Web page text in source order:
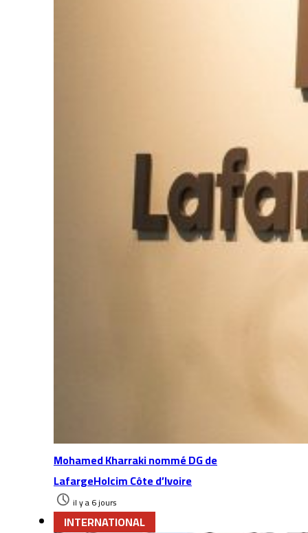
Mohamed Kharraki nommé DG de
LafargeHolcim Côte d’Ivoire
il y a 6 jours
INTERNATIONAL